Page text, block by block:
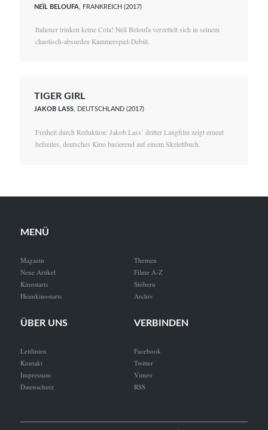
NEÏL BELOUFA , FRANKREICH (2017)
Italiener trinken keine Cola! Neïl Beloufa verzettelt sich in seinem
chaotisch-absurden Kammerspiel-Debüt.
TIGER GIRL
JAKOB LASS, DEUTSCHLAND (2017)
Freiheit durch Reduktion: Jakob Lass’ dritter Langfilm zeigt erneut
befreites, deutsches Kino basierend auf einem Skelettbuch.
MENÜ
Magazin
Neue Artikel
Kinostarts
Heimkinostarts
Themen
Filme A-Z
Stöbern
Archiv
ÜBER UNS
Leitlinien
Kontakt
Impressum
Datenschutz
VERBINDEN
Facebook
Twitter
Vimeo
RSS